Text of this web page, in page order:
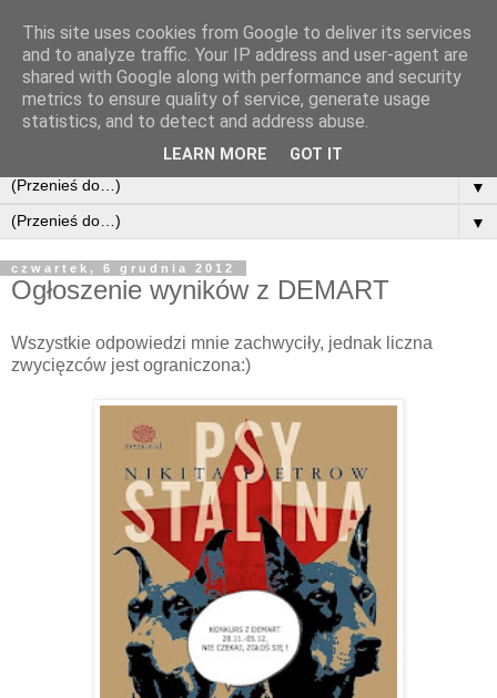
▼
▼
czwartek, 6 grudnia 2012
Ogłoszenie wyników z DEMART
Wszystkie odpowiedzi mnie zachwyciły, jednak liczna
zwycięzców jest ograniczona:)
This site uses cookies from Google to deliver its services
and to analyze traffic. Your IP address and user-agent are
shared with Google along with performance and security
metrics to ensure quality of service, generate usage
statistics, and to detect and address abuse.
LEARN MORE GOT IT